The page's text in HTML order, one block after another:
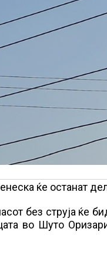
ќе останат
без струја ќе
во Шуто